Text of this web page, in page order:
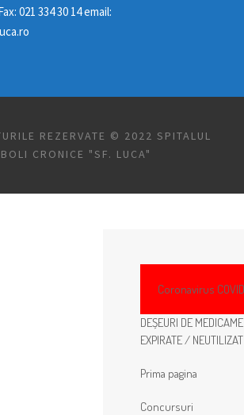
021 334 30 14 email:
REZERVATE © 2022 SPITALUL
CRONICE "SF. LUCA"
Coronavirus
DEȘEURI DE
EXPIRATE /
Prima pagina
Concursuri